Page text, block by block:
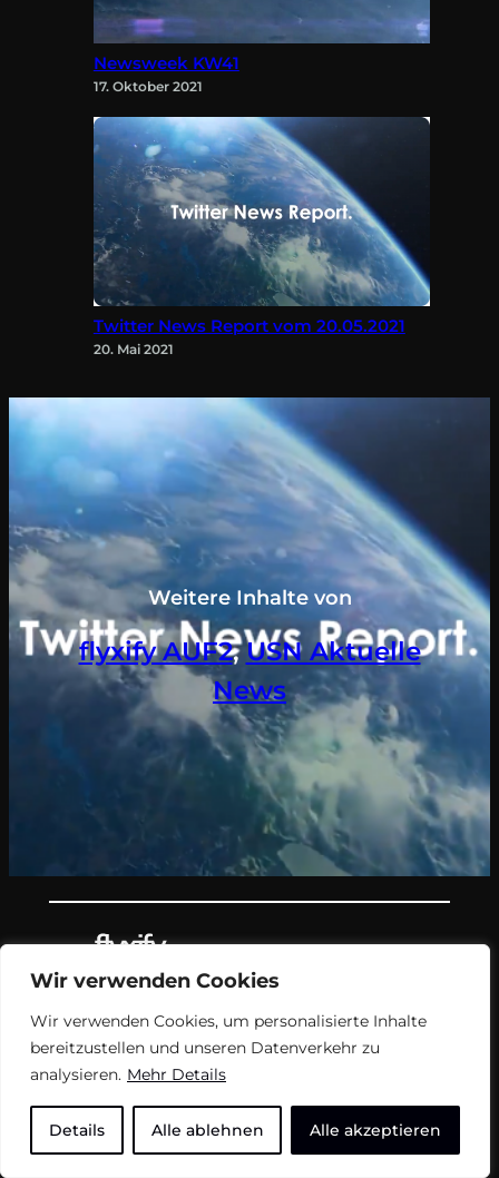
Wir verwenden Cookies
Wir verwenden Cookies, um personalisierte Inhalte
bereitzustellen und unseren Datenverkehr zu
analysieren. Mehr Details
Details Alle ablehnen Alle akzeptieren
Newsweek KW41
17. Oktober 2021
Twitter News Report vom 20.05.2021
20. Mai 2021
Weitere Inhalte von
flyxify AUF2, USN Aktuelle
News
Teil des Nachrichtenangebots von
flyxify.
FAQ
Unterstützen
Impressum
Soziale Medien
USN
flyxify AUF2